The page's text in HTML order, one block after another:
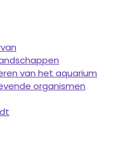
van het aquarium
organismen